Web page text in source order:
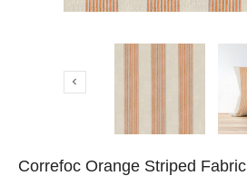

Correfoc Orange Striped Fabric